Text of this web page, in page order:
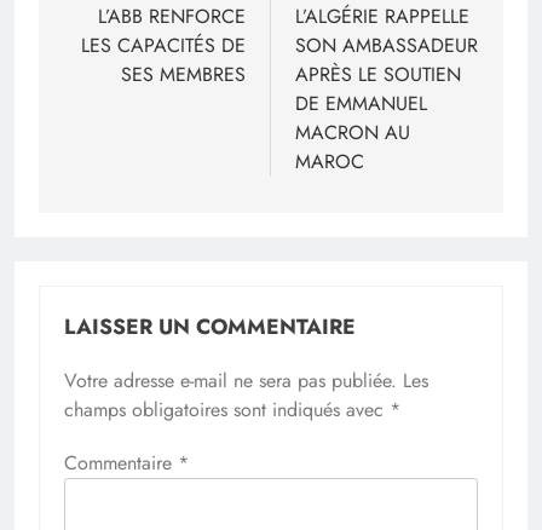
l’article
L’ABB RENFORCE
LES CAPACITÉS DE
SES MEMBRES
L’ALGÉRIE RAPPELLE
SON AMBASSADEUR
APRÈS LE SOUTIEN
DE EMMANUEL
MACRON AU
MAROC
LAISSER UN COMMENTAIRE
Votre adresse e-mail ne sera pas publiée. Les
champs obligatoires sont indiqués avec *
Commentaire *